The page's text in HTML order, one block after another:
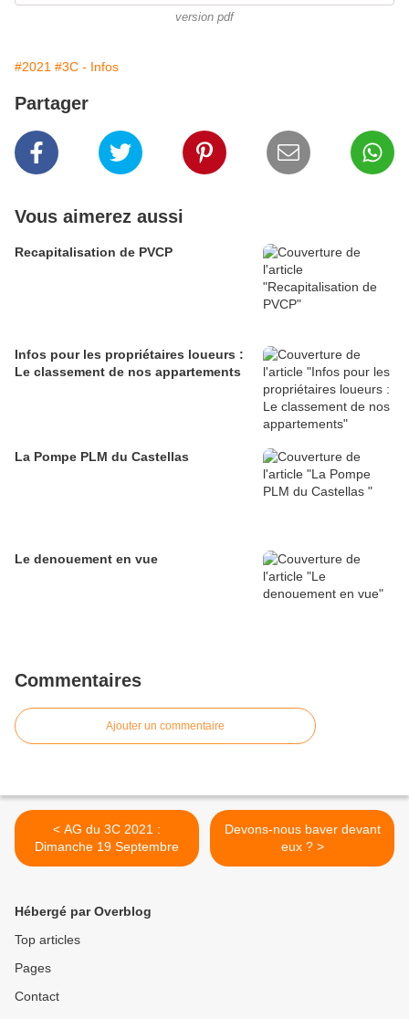
version pdf
#2021 #3C - Infos
Partager
Vous aimerez aussi
Recapitalisation de PVCP
Infos pour les propriétaires loueurs :
Le classement de nos appartements
La Pompe PLM du Castellas
Le denouement en vue
Commentaires
Ajouter un commentaire
< AG du 3C 2021 :
Dimanche 19 Septembre
Devons-nous baver devant
eux ? >
Hébergé par Overblog
Top articles
Pages
Contact